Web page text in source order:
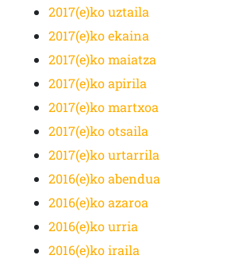
2017(e)ko uztaila
2017(e)ko ekaina
2017(e)ko maiatza
2017(e)ko apirila
2017(e)ko martxoa
2017(e)ko otsaila
2017(e)ko urtarrila
2016(e)ko abendua
2016(e)ko azaroa
2016(e)ko urria
2016(e)ko iraila